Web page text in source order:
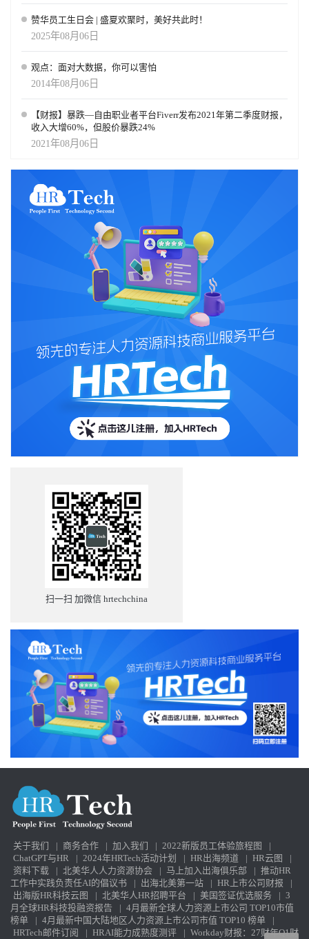
赞华员工生日会 | 盛夏欢聚时，美好共此时！
2025年08月06日
观点：面对大数据，你可以害怕
2014年08月06日
【财报】暴跌—自由职业者平台Fiverr发布2021年第二季度财报，
收入大增60%，但股价暴跌24%
2021年08月06日
扫一扫 加微信 hrtechchina
关于我们 | 商务合作 | 加入我们 | 2022新版员工体验旅程图
|
ChatGPT与HR
| 2024年HRTech活动计划 | HR出海频道 | HR云图
|
资料下载
| 北美华人人力资源协会 | 马上加入出海俱乐部 | 推动HR
工作中实践负责任AI的倡议书
| 出海北美第一站 | HR上市公司财报
|
出海版HR科技云图
| 北美华人HR招聘平台 | 美国签证优选服务 | 3
月全球HR科技投融资报告
| 4月最新全球人力资源上市公司 TOP10市值
榜单
| 4月最新中国大陆地区人力资源上市公司市值 TOP10 榜单
|
HRTech邮件订阅
| HRAI能力成熟度测评 | Workday财报：27财年Q1财